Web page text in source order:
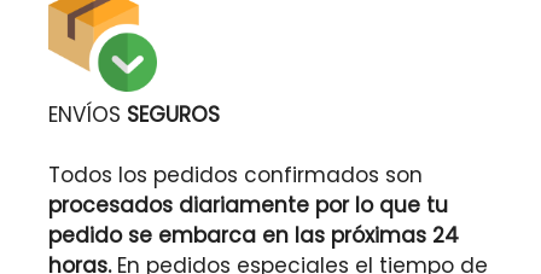
ENVÍOS SEGUROS
Todos los pedidos confirmados son
procesados diariamente por lo que tu
pedido se embarca en las próximas 24
horas.En pedidos especiales el tiempo de